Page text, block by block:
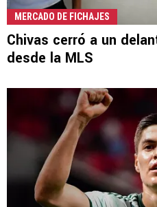
MERCADO DE FICHAJES
Chivas cerró a un
desde la MLS